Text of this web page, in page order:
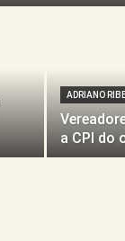
ADRIANO
a CPI do